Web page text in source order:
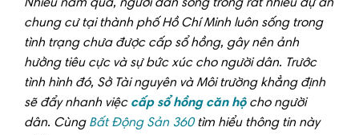
Nhiều năm qua, người dân sống trong rất nhiều dự án
chung cư tại thành phố Hồ Chí Minh luôn sống trong
tình trạng chưa được cấp sổ hồng, gây nên ảnh
hưởng tiêu cực và sự bức xúc cho người dân. Trước
tình hình đó, Sở Tài nguyên và Môi trường khẳng định
sẽ đẩy nhanh việc cấp sổ hồng căn hộcho người
dân. Cùng Bất Động Sản 360tìm hiểu thông tin này